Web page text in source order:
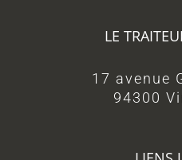
LE
17 avenue
94300